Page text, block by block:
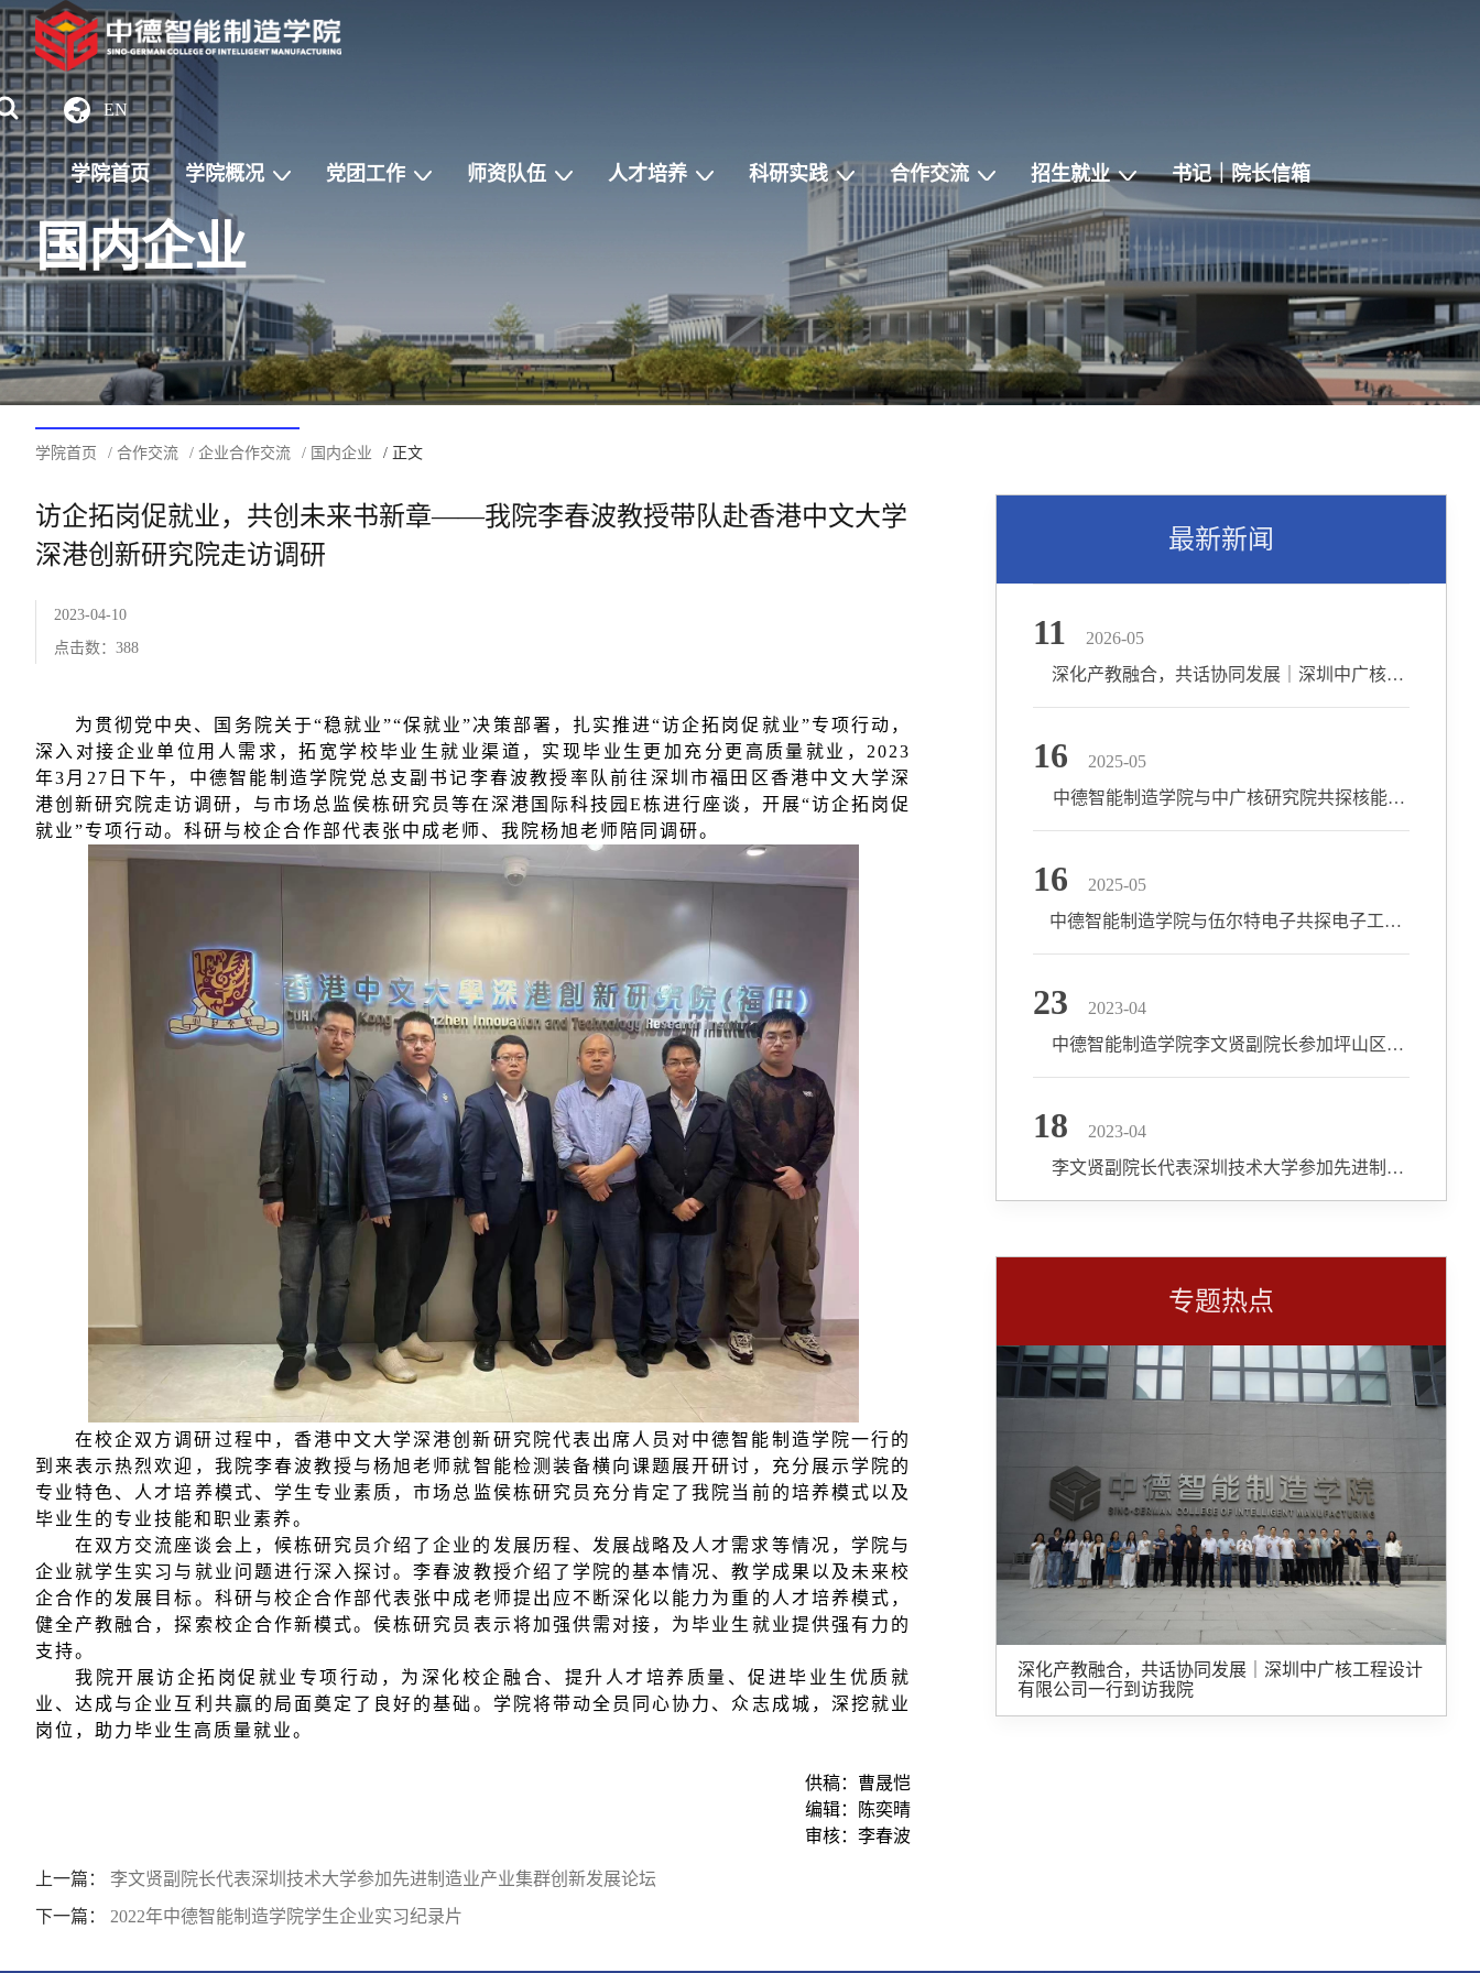
EN
学院首页 学院概况 党团工作 师资队伍 人才培养 科研实践 合作交流 招生就业 书记｜院长信箱
国内企业
学院首页 / 合作交流 / 企业合作交流 / 国内企业 / 正文
访企拓岗促就业，共创未来书新章——我院李春波教授带队赴香港中文大学
深港创新研究院走访调研
2023-04-10
点击数： 388
为贯彻党中央、国务院关于“稳就业”“保就业”决策部署，扎实推进“访企拓岗促就业”专项行动，
深入对接企业单位用人需求，拓宽学校毕业生就业渠道，实现毕业生更加充分更高质量就业， 2023
年3 月 27 日下午，中德智能制造学院党总支副书记李春波教授率队前往深圳市福田区香港中文大学深
港创新研究院走访调研，与市场总监侯栋研究员等在深港国际科技园 E栋进行座谈，开展“访企拓岗促
就业”专项行动。科研与校企合作部代表张中成老师、我院杨旭老师陪同调研。
在校企双方调研过程中，香港中文大学深港创新研究院代表出席人员对中德智能制造学院一行的
到来表示热烈欢迎，我院李春波教授与杨旭老师就智能检测装备横向课题展开研讨，充分展示学院的
专业特色、人才培养模式、学生专业素质，市场总监侯栋研究员充分肯定了我院当前的培养模式以及
毕业生的专业技能和职业素养。
在双方交流座谈会上，候栋研究员介绍了企业的发展历程、发展战略及人才需求等情况，学院与
企业就学生实习与就业问题进行深入探讨。李春波教授介绍了学院的基本情况、教学成果以及未来校
企合作的发展目标。科研与校企合作部代表张中成老师提出应不断深化以能力为重的人才培养模式，
健全产教融合，探索校企合作新模式。侯栋研究员表示将加强供需对接，为毕业生就业提供强有力的
支持。
我院开展访企拓岗促就业专项行动，为深化校企融合、提升人才培养质量、促进毕业生优质就
业、达成与企业互利共赢的局面奠定了良好的基础。学院将带动全员同心协力、众志成城，深挖就业
岗位，助力毕业生高质量就业。
供稿：曹晟恺
编辑：陈奕晴
审核：李春波
上一篇：
李文贤副院长代表深圳技术大学参加先进制造业产业集群创新发展论坛
下一篇：
2022年中德智能制造学院学生企业实习纪录片
最新新闻
11
2026-05
深化产教融合，共话协同发展｜深圳中广核工程设计有限公司一行到访我院
16
2025-05
中德智能制造学院与中广核研究院共探核能自动化发展新路径
16
2025-05
中德智能制造学院与伍尔特电子共探电子工程人才培养新路径 ——聚焦EDA工具能力与工程实践，打造国际化电子专业人才高地
23
2023-04
中德智能制造学院李文贤副院长参加坪山区“我为企业聚英才”政策交流活动
18
2023-04
李文贤副院长代表深圳技术大学参加先进制造业产业集群创新发展论坛
专题热点
深化产教融合，共话协同发展｜深圳中广核工程设计
有限公司一行到访我院